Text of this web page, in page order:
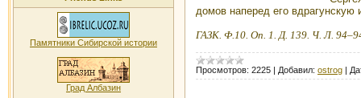
Памятники Сибирской истории
Град Албазин
домов наперед его
ГАЗК. Ф.10. Оп. 1. Д. 139. Ч. Л.
Просмотров: 2225 | Добавил: ostrog |